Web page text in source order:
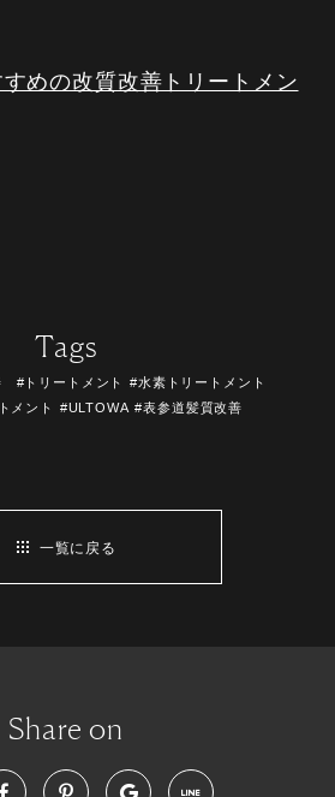
めの改質改善トリートメン
Tags
#トリートメント
#水素トリートメント
メント
#ULTOWA #表参道髪質改善
一覧に戻る
Share on